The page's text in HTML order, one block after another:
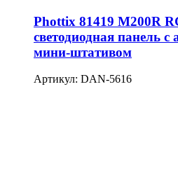
Phottix 81419 M200R
светодиодная панель
мини-штативом
Артикул: DAN-5616